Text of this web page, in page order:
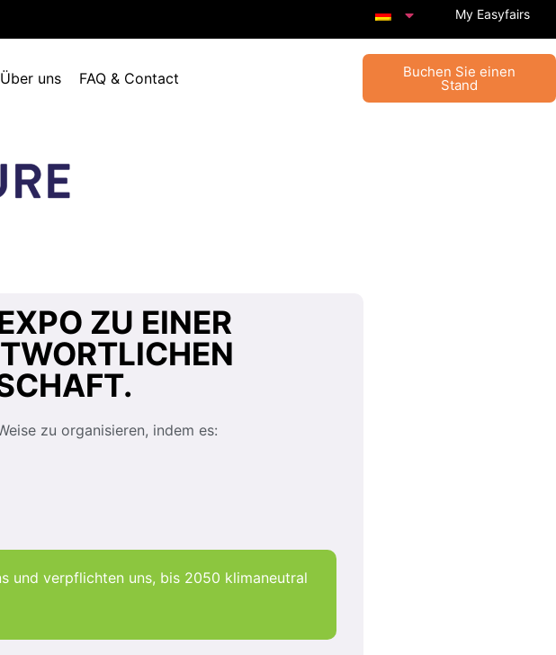
My Easyfairs
Über uns FAQ & Contact Buchen Sie einen
Stand
ZU EINER
zu organisieren, indem es:
und verpflichten uns, bis 2050 klimaneutral